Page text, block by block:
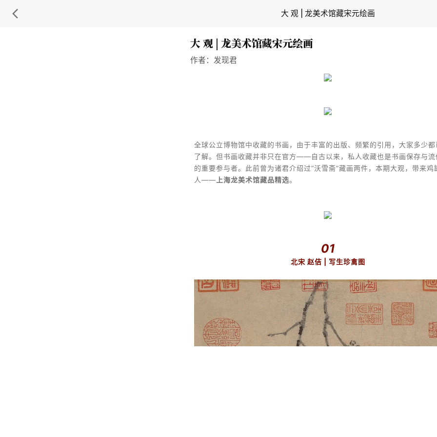
大 观 | 龙美术馆藏宋元绘画
大 观 | 龙美术馆藏宋元绘画
作者： 发现君
全球公立博物馆中收藏的书画，由于丰富的出版、频繁的引用，大家多少都
了解。但书画收藏并非只在官方——自古以来，私人收藏也是书画保存与流
的重要参与者。此前曾为诸君介绍过“沃雪斋”藏画两件，本期大观，带来鸡
人—— 上海龙美术馆藏品精选。
01
北宋 赵佶 | 写生珍禽图